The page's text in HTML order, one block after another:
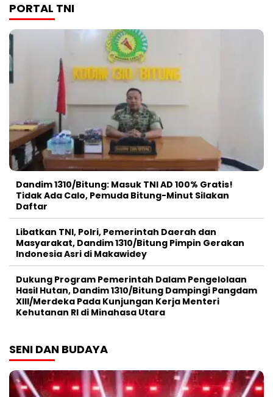
PORTAL TNI
Dandim 1310/Bitung: Masuk TNI AD 100% Gratis!
Tidak Ada Calo, Pemuda Bitung-Minut Silakan
Daftar
Libatkan TNI, Polri, Pemerintah Daerah dan
Masyarakat, Dandim 1310/Bitung Pimpin Gerakan
Indonesia Asri di Makawidey
Dukung Program Pemerintah Dalam Pengelolaan
Hasil Hutan, Dandim 1310/Bitung Dampingi Pangdam
XIII/Merdeka Pada Kunjungan Kerja Menteri
Kehutanan RI di Minahasa Utara
SENI DAN BUDAYA